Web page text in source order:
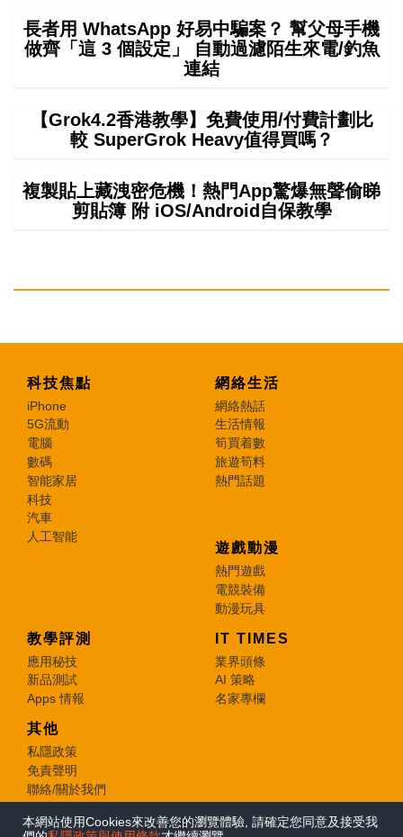
長者用 WhatsApp 好易中騙案？ 幫父母手機
做齊「這 3 個設定」 自動過濾陌生來電/釣魚
連結
【Grok4.2香港教學】免費使用/付費計劃比
較 SuperGrok Heavy值得買嗎？
複製貼上藏洩密危機！熱門App驚爆無聲偷睇
剪貼簿 附 iOS/Android自保教學
科技焦點
iPhone
5G流動
電腦
數碼
智能家居
科技
汽車
人工智能
網絡生活
網絡熱話
生活情報
筍買着數
旅遊筍料
熱門話題
遊戲動漫
熱門遊戲
電競裝備
動漫玩具
教學評測
應用秘技
新品測試
Apps 情報
IT TIMES
業界頭條
AI 策略
名家專欄
其他
私隱政策
免責聲明
聯絡/關於我們
© 2026 e-zone. All Rights Reserved.
本網站使用Cookies來改善您的瀏覽體驗, 請確定您同意及接受我